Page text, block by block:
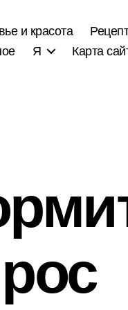
и красота
Я Карта